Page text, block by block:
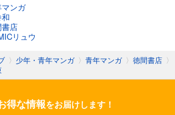
ンガ
店
リュウ
〉 少年・青年マンガ 〉 青年マンガ 〉 徳間書店 〉
得な情報をお届けします！